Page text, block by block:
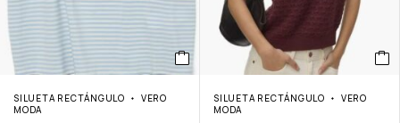
SILUETA RECTÁNGULO
VERO
MODA
SILUETA RECTÁNGULO
VERO
MODA